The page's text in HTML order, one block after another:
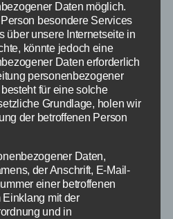
Sie Besuchströme
zur Zufriedenheit der
besuchsplaner.com
indem es 2
(neben dem Ticket-Kauf)
mehere Attraktionen
Daten möglich.
besondere Services
über unsere Internetseite in
könnte jedoch eine
Daten erforderlich
personenbezogener
für eine solche
Grundlage, holen wir
der betroffenen Person
Daten,
der Anschrift, E-Mail-
einer betroffenen
Einklang mit der
und in